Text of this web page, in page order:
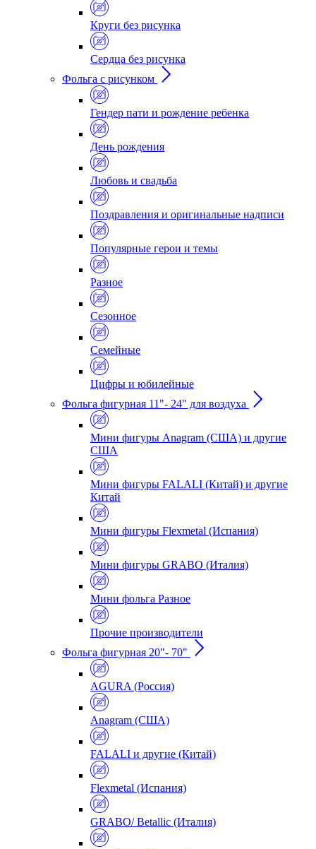
Круги без рисунка
Сердца без рисунка
Фольга с рисунком
Гендер пати и рождение ребенка
День рождения
Любовь и свадьба
Поздравления и оригинальные надписи
Популярные герои и темы
Разное
Сезонное
Семейные
Цифры и юбилейные
Фольга фигурная 11"- 24" для воздуха
Мини фигуры Anagram (США) и другие
США
Мини фигуры FALALI (Китай) и другие
Китай
Мини фигуры Flexmetal (Испания)
Мини фигуры GRABO (Италия)
Мини фольга Разное
Прочие производители
Фольга фигурная 20"- 70"
AGURA (Россия)
Anagram (США)
FALALI и другие (Китай)
Flexmetal (Испания)
GRABO/ Betallic (Италия)